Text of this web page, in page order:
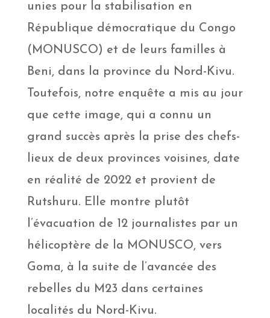
unies pour la stabilisation en
République démocratique du Congo
(MONUSCO) et de leurs familles à
Beni, dans la province du Nord-Kivu.
Toutefois, notre enquête a mis au jour
que cette image, qui a connu un
grand succès après la prise des chefs-
lieux de deux provinces voisines, date
en réalité de 2022 et provient de
Rutshuru. Elle montre plutôt
l’évacuation de 12 journalistes par un
hélicoptère de la MONUSCO, vers
Goma, à la suite de l’avancée des
rebelles du M23 dans certaines
localités du Nord-Kivu.